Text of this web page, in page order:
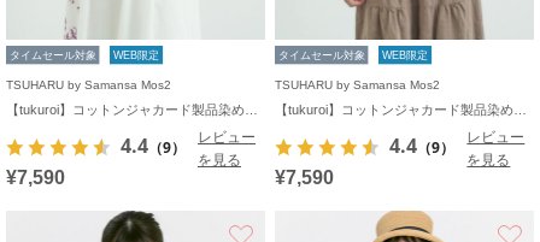
タイムセール対象 WEB限定
TSUHARU by Samansa Mos2
4.4 （9）
レビュー
を見る
¥7,590
タイムセール対象 WEB限定
TSUHARU by Samansa Mos2
4.4 （9）
レビュー
を見る
¥7,590